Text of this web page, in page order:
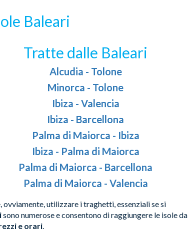
Baleari
Tratte dalle Baleari
Alcudia - Tolone
Minorca - Tolone
Ibiza - Valencia
Ibiza - Barcellona
Palma di Maiorca - Ibiza
Ibiza - Palma di Maiorca
Palma di Maiorca - Barcellona
Palma di Maiorca - Valencia
ovviamente, utilizzare i traghetti, essenziali se si
sono numerose e consentono di raggiungere le isole da
e orari.